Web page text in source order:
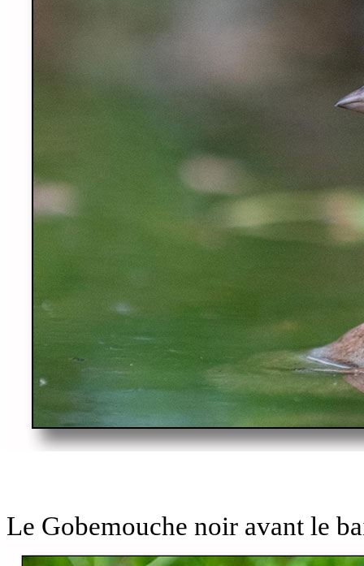
Le Gobemouche noir avant le